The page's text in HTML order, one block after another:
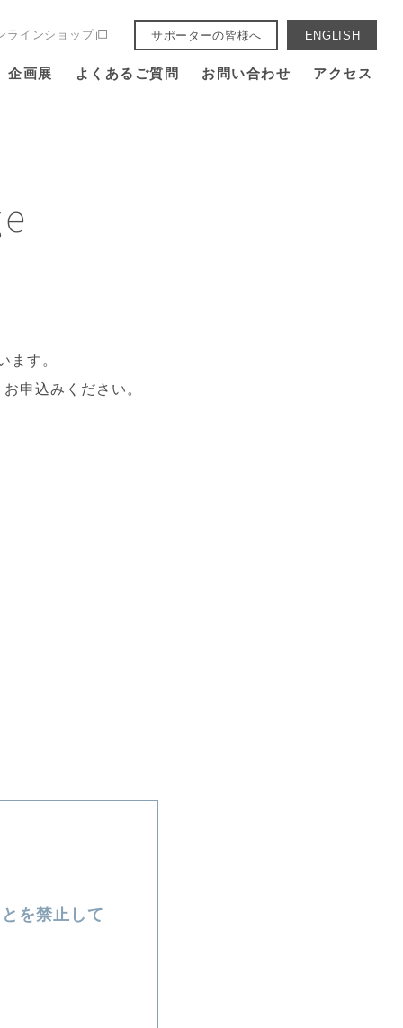
企画展 よくあるご質問 お問い合わせ アクセス
ラインショップ サポーターの皆様へ ENGLISH
ます。
申込みください。
を禁止して